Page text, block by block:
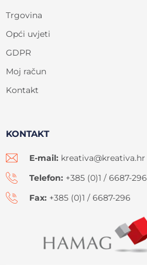
Trgovina
Opći uvjeti
GDPR
Moj račun
Kontakt
KONTAKT
E-mail: kreativa@kreativa.hr
Telefon: +385 (0)1 / 6687-296
Fax: +385 (0)1 / 6687-296